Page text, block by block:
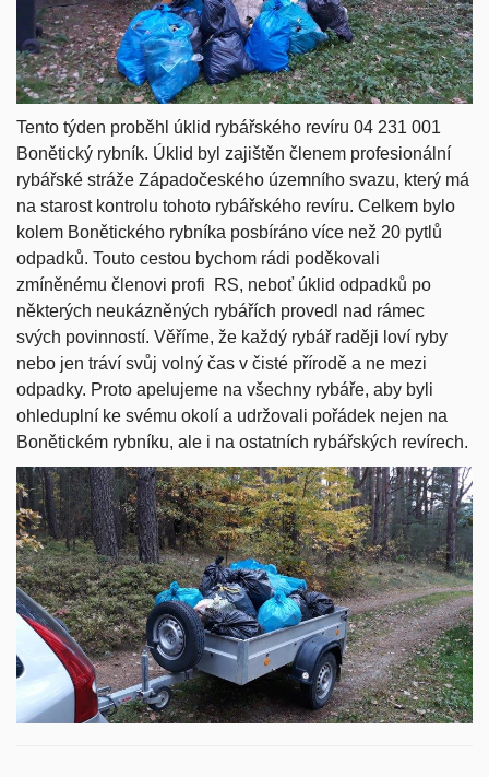
Tento týden proběhl úklid rybářského revíru 04 231 001
Bonětický rybník. Úklid byl zajištěn členem profesionální
rybářské stráže Západočeského územního svazu, který má
na starost kontrolu tohoto rybářského revíru. Celkem bylo
kolem Bonětického rybníka posbíráno více než 20 pytlů
odpadků. Touto cestou bychom rádi poděkovali
zmíněnému členovi profi
RS, neboť úklid odpadků po
některých neukázněných rybářích provedl nad rámec
svých povinností. Věříme, že každý rybář raději loví ryby
nebo jen tráví svůj volný čas v čisté přírodě a ne mezi
odpadky. Proto apelujeme na všechny rybáře, aby byli
ohleduplní ke svému okolí a udržovali pořádek nejen na
Bonětickém rybníku, ale i na ostatních rybářských revírech.